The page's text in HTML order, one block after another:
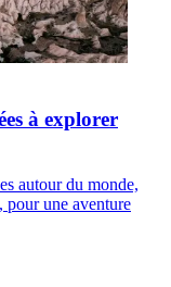
à explorer
autour du monde,
pour une aventure